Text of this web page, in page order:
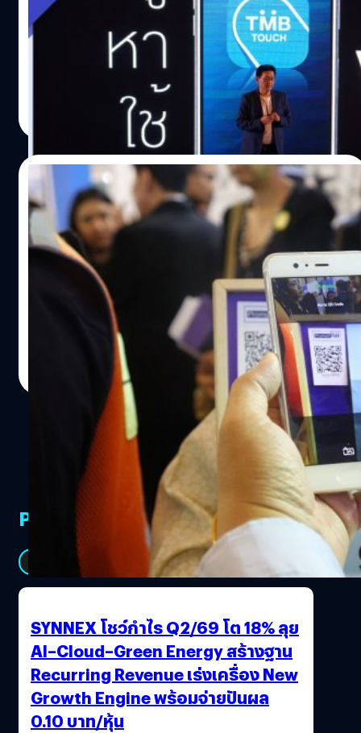
เคยไหม... ที่ต้องรอคิวหน้าเคาน์เตอร์ธนาคาร เคยไหม... ที่
ต้องกังวลกับบัตรหายหรือว่าหาไม่เจอ และเคยไหม... ที่กังวล
ว่าไปใช้เงินที่ต่างแดนแล้วจะไม่ปลอดภัย... จริงๆ ยังมีอีก
หลายต่อหลายคำถาม หลายปัญหา และหลายข้อสงสัยที่ผู้ใช้
งานธุรกรรมทางการเงินอย่างเราๆ ได้แต่คิดแต่ไม่กล้าบอก
อะไร และยังหาไม่เจออีกว่าจะมีอะไรที่ตอบโจทย์ได้บ้าง... วันนี้
แบไต๋ขออนุญาตแนะนำบริการทางด้านการเงินที่ใกล้มือของ
เรามากที่สุด อย่างแอปพลิเคชัน TMB Touch กับคอนเซ็ปต์ที่
คุ้นหูจากสื่อโฆษณากันเป็นอย่างดี “ทัชเดียวที่ใช่” ที่คราวนี้มี
อะไรหลายต่อหลายอย่างได้อัปเดตมากขึ้นกว่าเดิม และต้อง
บอกไว้ก่อนว่า การอัปเดตที่ว่ามานี้ ไม่ได้อัปเดตให้กับลูกค้า
รายใหม่อย่างเดียว แต่ยังรวมไปถึงลูกค้ารายเก่าอีกด้วย ก่อน
อื่นต้องขอเล่าเท้าความกันก่อน แอป TMB Touch เปิดตัวให้ใช้
งานครั้งแรกเมื่อช่วงต้นปี 2558 โดยเป็นแอปที่รองรับธุรกรรม
ทางการเงินของธนาคารทหารไทย หรือ ทีเอ็มบี ถ้านับจากวันที่
เปิดตัวแอปมาจนถึงตอนนี้ เป็นเวลานานกว่า 4 ปี ที่แอปนี้ได้
เปิดให้ใช้งาน ผ่านการออกแบบ ปรับปรุง และพัฒนาให้ดีกว่า
เดิมมากถึงยี่สิบกว่าครั้ง ทั้งทางด้านหน้าตาและการใช้งาน ใน
งานแถลงข่าวครั้งล่าสุดของทีเอ็มบี “Strive MORE for You to
Get MORE” มีการเปิดเผยข้อมูลของแอปนี้ให้ได้ทราบกันใน
หลายต่อหลายด้าน ไม่ว่าจะเป็น จำนวนเวลาที่ลูกค้าได้
ประหยัดจากการเดินทางไปทำธุรกรรมทางการเงินที่สาขา ซึ่ง
ประหยัดไปได้มากถึง 12,500 ปี และมีการใช้งานไปแล้ว
| 2708 days ago
มาตรฐานใหม่แห่งการชำระเงินผ่าน QR Code
เริ่มแล้ววันนี้!
อีก 1 ความร่วมมือครั้งสำคัญระดับประเทศ เมื่อสถาบันการเงิน
ทุกสถาบันในประเทศไทย ร่วมกับกลุ่มให้บริการบัตรเครดิตทุก
เจ้าในประเทศไทย ร่วมแถลงข่าว 'ความร่วมมือการใช้
มาตรฐานคิวอาร์โค้ดเพื่อการชำระเงิน' เพื่อสร้าง สังคมไร้
เงินสด Cashless Society โดยเปิดช่องทางการชำระเงินรูป
แบบใหม่ ซึ่งประเทศไทยเป็นประเทศอันดับต้น ๆ ที่นำเอา
มาตรฐานการชำระเงินผ่านระบบ QR Code นี้มาใช้งาน โดยวิธี
ใช้งานง่าย ๆ คือ เปิดแอปการเงินที่ใช้บริการอยู่ แล้วใส่รหัส
ผ่านที่กำหนด Scan QR Code ที่ต้องการชำระเงิน กรอกราคา
สินค้าให้ตรง ยืนยันชำระเงิน เพียงแค่นี้ก็จ่ายเงินได้แล้ว! ซึ่ง
ระบบนี้จะมีส่วนช่วยให้พ่อค้าแม่ค้ารายย่อยรวมไปถึงร้านค้า
รายใหญ่สามารถขยายฐานลูกค้าได้ เพราะลูกค้าจะไม่ต้องพก
เงินสด จ่ายเงินง่ายผ่านทางบัญชีหรือบัตรเครดิตได้ทันที
ทำให้ประหยัดค่าใช้จ่าย สะดวก ปลอดภัย และรวดเร็วเป็น
อย่างมาก โดยธนาคารแห่งประเทศไทยก็ได้เล็งเห็นว่า Mobile
Payment หรือระบบชำระเงินผ่านมือถือจะกลายเป็นช่อง
ทางการชำระเงินหลักในอนาคต ซึ่งปัจจุบันนี้มีการใช้งานเพิ่ม
ขึ้นกว่า 200% และกำลังเติบโตมากขึ้นเรื่อย ๆ จากปีที่ผ่านมา
เพราะสะดวก รวดเร็ว และปลอดภัยด้วยระบบ Security ที่มี
ประสิทธิภาพกว่าการพกบัตรเครดิต บัตรเดบิต หรือแม้แต่การ
พกเงินสดติดตัวเป็นจำนวนมาก ๆ ซึ่งปัจจุบันธนาคารแห่ง
ประเทศไทยก็ได้มีบริการและโครงการที่อยู่ในการดูแลของ
ธนาคารแห่งประเทศไทยหลายตัว…
Totsapon Kritsadangphorn | 3263 days ago
PR Partners
SYNNEX โชว์กำไร Q2/69 โต 18% ลุย
AI–Cloud–Green Energy สร้างฐาน
Recurring Revenue เร่งเครื่อง New
Growth Engine พร้อมจ่ายปันผล
0.10 บาท/หุ้น